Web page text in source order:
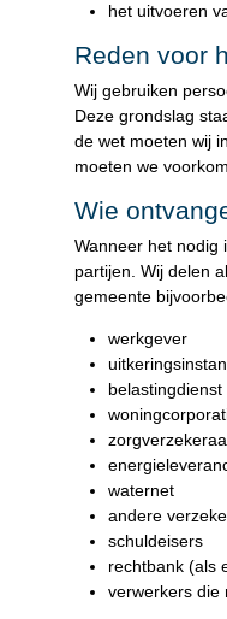
het uitvoeren
Reden voor
Wij gebruiken
Deze grondslag
de wet moeten wij
moeten we
Wie
Wanneer het nodig
partijen. Wij delen
gemeente
werkgever
belastingdienst
waternet
andere
schuldeisers
rechtbank (als
verwerkers die